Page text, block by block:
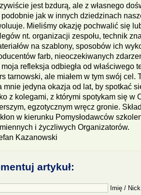
jest bzdurą, ale z własnego
podobnie jak w innych dziedzinach
Mieliśmy okazję pochwalić się
nt. organizacji zespołu, technik
na szablony, sposobów ich
farb, nieoczekiwanych
moja refleksja odbiegła od właściwego
tarnowski, ale miałem w tym swój cel.
mnie jedyna okazja od lat, by spotkać
z kolegami, z którymi spotykam się w
egzotycznym wręcz gronie.
w kierunku Pomysłodawców
i życzliwych Organizatorów.
Kazanowski
artykuł:
Imię /